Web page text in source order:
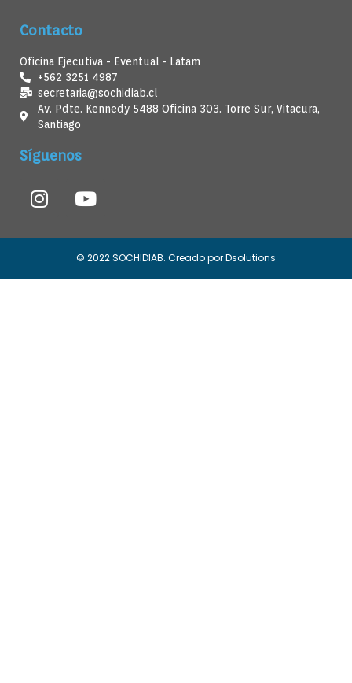
Contacto
Oficina Ejecutiva - Eventual - Latam
+562 3251 4987
secretaria@sochidiab.cl
Av. Pdte. Kennedy 5488 Oficina 303. Torre Sur, Vitacura,
Santiago
Síguenos
© 2022 SOCHIDIAB. Creado por Dsolutions